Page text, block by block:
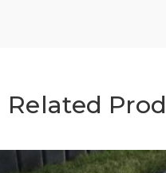
Related